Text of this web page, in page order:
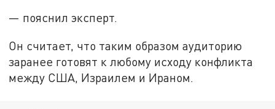
— пояснил эксперт.
Он считает, что таким образом аудиторию
заранее готовят к любому исходу конфликта
между США, Израилем и Ираном.